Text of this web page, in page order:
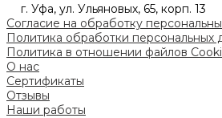
г. Уфа, ул. Ульяновых, 65, корп. 13
Согласие на обработку
Политика обработки персональных
Политика в отношении файлов
О нас
Сертификаты
Отзывы
Наши работы